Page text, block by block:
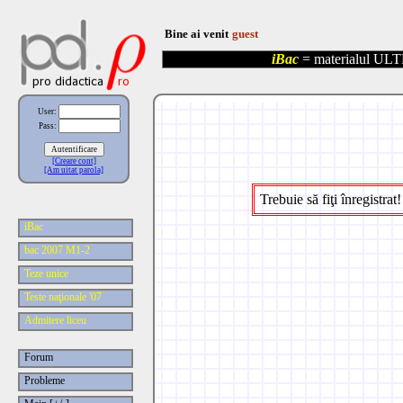
Bine ai venit guest
User:
Pass:
[Creare cont]
[Am uitat parola]
iBac
bac 2007 M1-2
Teze unice
Teste naţionale '07
Admitere liceu
Forum
Probleme
iBac= materialul
Trebuie să fiţi înregistrat!